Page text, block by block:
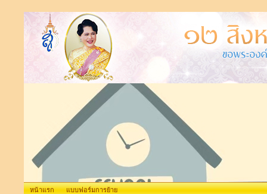
หน้าแรก แบบฟอร์มการย้าย